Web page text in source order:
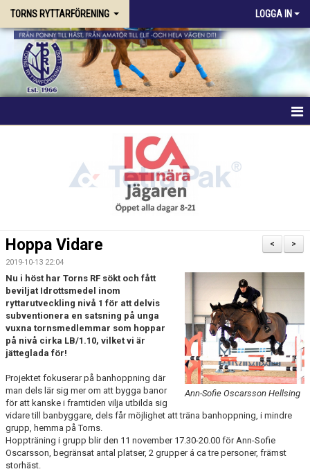
TORNS RYTTARFÖRENING LOGGA IN
STALLPLATS
TÄVLING
ANLÄGGNING
RIDHUSKALENDER
KONTAKT
BLI SPONSOR!
KLUBBSHOP
>
<
Hoppa Vidare
2019-10-13 22:04
Ann-Sofie Oscarsson Hellsing
Nu i höst har Torns RF sökt och fått
beviljat Idrottsmedel inom
ryttarutveckling nivå 1 för att delvis
subventionera en satsning på unga
vuxna tornsmedlemmar som hoppar
på nivå cirka LB/1.10, vilket vi är
jätteglada för!
Projektet fokuserar på banhoppning där
man dels lär sig mer om att bygga banor
för att kanske i framtiden vilja utbilda sig
vidare till banbyggare, dels får möjlighet att träna banhoppning, i mindre
grupp, hemma på Torns.
Hoppträning i grupp blir den 11 november 17.30-20.00 för Ann-Sofie
Oscarsson, begränsat antal platser, 2 grupper á ca tre personer, främst
storhäst.